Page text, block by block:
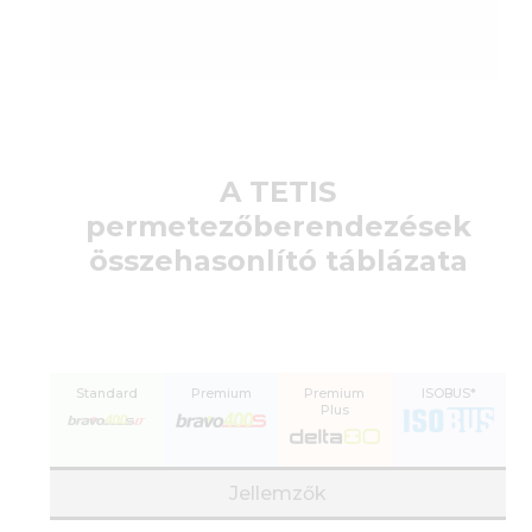
A TETIS
permetezőberendezések
összehasonlító táblázata
Standard Premium
Premium
Plus
ISOBUS*
Jellemzők